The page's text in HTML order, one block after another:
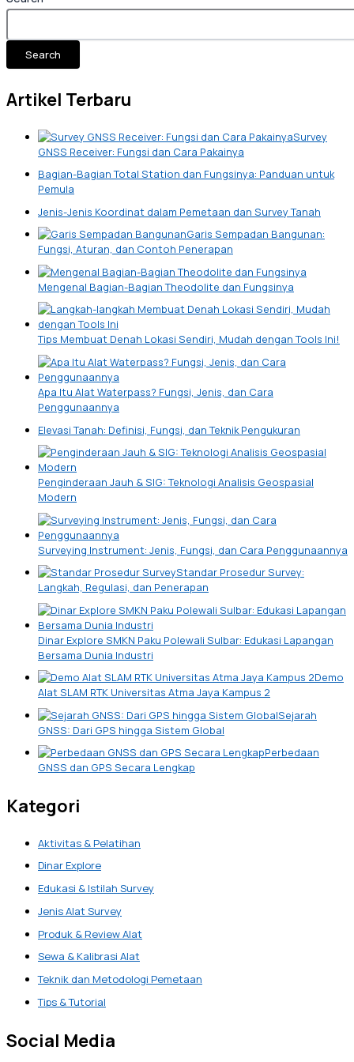
Search
Artikel Terbaru
Survey
GNSS Receiver: Fungsi dan Cara Pakainya
Bagian-Bagian Total Station dan Fungsinya: Panduan untuk
Pemula
Jenis-Jenis Koordinat dalam Pemetaan dan Survey Tanah
Garis Sempadan Bangunan:
Fungsi, Aturan, dan Contoh Penerapan
Mengenal Bagian-Bagian Theodolite dan Fungsinya
Tips Membuat Denah Lokasi Sendiri, Mudah dengan Tools Ini!
Apa Itu Alat Waterpass? Fungsi, Jenis, dan Cara
Penggunaannya
Elevasi Tanah: Definisi, Fungsi, dan Teknik Pengukuran
Penginderaan Jauh & SIG: Teknologi Analisis Geospasial
Modern
Surveying Instrument: Jenis, Fungsi, dan Cara Penggunaannya
Standar Prosedur Survey:
Langkah, Regulasi, dan Penerapan
Dinar Explore SMKN Paku Polewali Sulbar: Edukasi Lapangan
Bersama Dunia Industri
Demo
Alat SLAM RTK Universitas Atma Jaya Kampus 2
Sejarah
GNSS: Dari GPS hingga Sistem Global
Perbedaan
GNSS dan GPS Secara Lengkap
Kategori
Aktivitas & Pelatihan
Dinar Explore
Edukasi & Istilah Survey
Jenis Alat Survey
Produk & Review Alat
Sewa & Kalibrasi Alat
Teknik dan Metodologi Pemetaan
Tips & Tutorial
Social Media